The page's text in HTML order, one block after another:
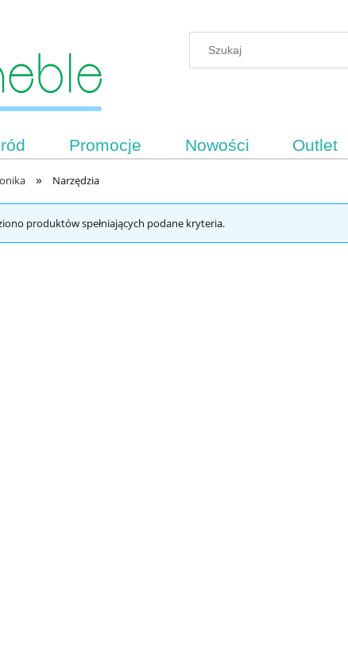
Promocje Nowości Outlet
» Narzędzia
produktów spełniających podane kryteria.